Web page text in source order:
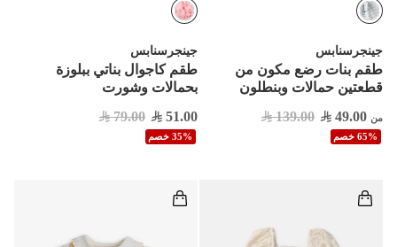
جينجرسنابس
طقم بنات رضع مكون من
قطعتين حمالات وبنطلون
من 49.00
139.00
65% خصم
جينجرسنابس
طقم كاجوال بناتي ببلوزة
بحمالات وشورت
51.00
79.00
35% خصم